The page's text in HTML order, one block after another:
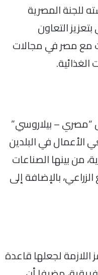
للجنة المصرية
التعاون
مع مصر في مجالات
الغذائية.
“مصري – بيلاروسي”
الأعمال في البلدين
من بينها الصناعات
بالإضافة إلى
اللازمة لجعلها قاعدة